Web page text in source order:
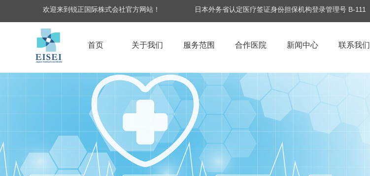
欢迎来到锐正国际株式会社官方网站！ 日本外务省认定医疗签证身份担保机构登录管理号 B-111
首页 关于我们 服务范围 合作医院 新闻中心 联系我们